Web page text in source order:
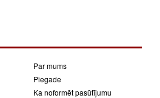
Par mums
Piegade
Ka noformēt pasūtījumu